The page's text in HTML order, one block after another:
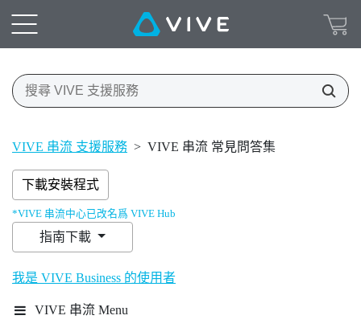
VIVE 串流 支援服務 > VIVE 串流 常見問答集
下載安裝程式
*VIVE 串流中心已改名爲 VIVE Hub
指南下載
我是 VIVE Business 的使用者
VIVE 串流 Menu